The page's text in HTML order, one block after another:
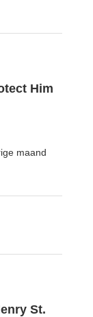
Him
maand
St.